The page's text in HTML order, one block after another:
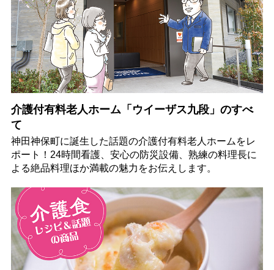
介護付有料老人ホーム「ウイーザス九段」のすべ
て
神田神保町に誕生した話題の介護付有料老人ホームをレ
ポート！24時間看護、安心の防災設備、熟練の料理長に
よる絶品料理ほか満載の魅力をお伝えします。